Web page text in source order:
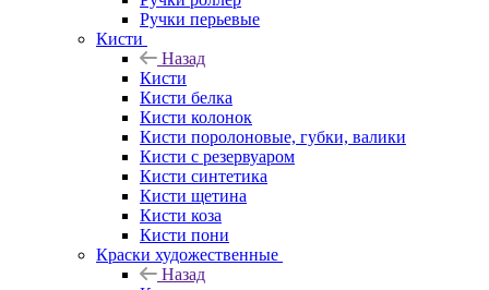
Ручки перьевые
Кисти
Назад
Кисти
Кисти белка
Кисти колонок
Кисти поролоновые, губки, валики
Кисти с резервуаром
Кисти синтетика
Кисти щетина
Кисти коза
Кисти пони
Краски художественные
Назад